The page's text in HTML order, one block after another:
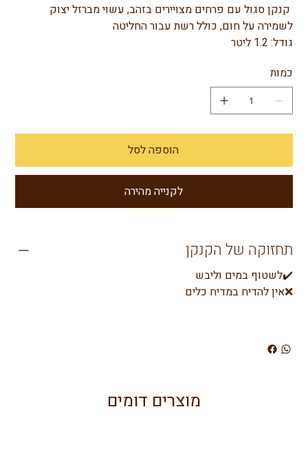
קנקן סגול עם פרחים מצויירים בזהב, עשוי מברזל יצוק
לשמירה על חום, כולל רשת עבור החליטה
גודל: 1.2 ליטר
כמות
הוספה לסל
לקנייה מהירה
תחזוקה של הקנקן
✔️לשטוף במים וליבש
❌אין להדיח במדיח כלים
מוצרים דומים